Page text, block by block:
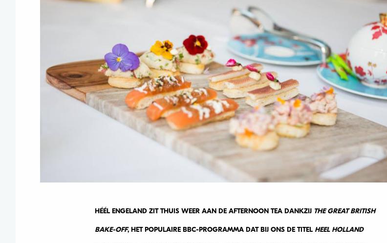
HÉÉL ENGELAND ZIT THUIS WEER AAN DE AFTERNOON TEA DANKZIJ THE GREAT BRITISH
BAKE-OFF, HET POPULAIRE BBC-PROGRAMMA DAT BIJ ONS DE TITEL HEEL HOLLAND